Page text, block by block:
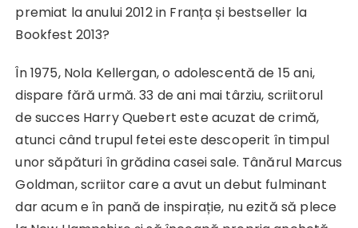
premiat la anului 2012 in Franța și bestseller la
Bookfest 2013?
În 1975, Nola Kellergan, o adolescentă de 15 ani,
dispare fără urmă. 33 de ani mai târziu, scriitorul
de succes Harry Quebert este acuzat de crimă,
atunci când trupul fetei este descoperit în timpul
unor săpături în grădina casei sale. Tânărul Marcus
Goldman, scriitor care a avut un debut fulminant
dar acum e în pană de inspirație, nu ezită să plece